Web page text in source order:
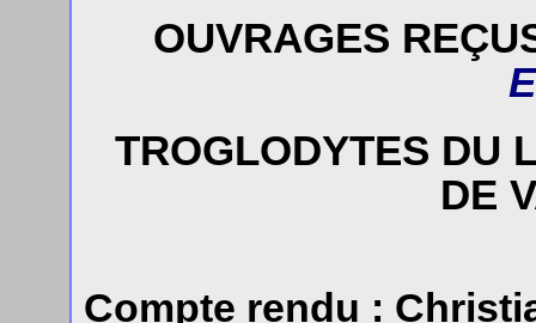
OUVRAGES
TROGLODYTES DU
DE
Compte rendu :